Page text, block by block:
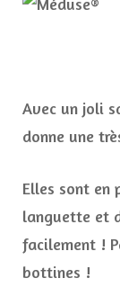
Avec un joli
donne une
Elles sont en
languette et
facilement !
bottines !